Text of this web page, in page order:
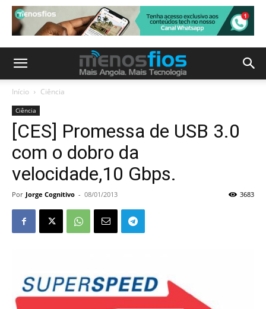
Início Ciência
Ciência
[CES] Promessa de USB 3.0
com o dobro da
velocidade,10 Gbps.
Por Jorge Cognitivo - 08/01/2013 3683